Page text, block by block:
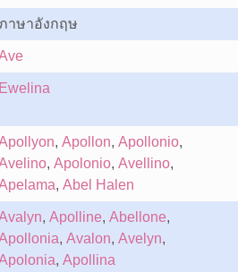
าษาอังกฤษ
Ewelina
, Apollon, Apollonio,
, Apolonio, Avellino,
, Abel Halen
, Apolline, Abellone,
, Avalon, Avelyn,
, Apollina